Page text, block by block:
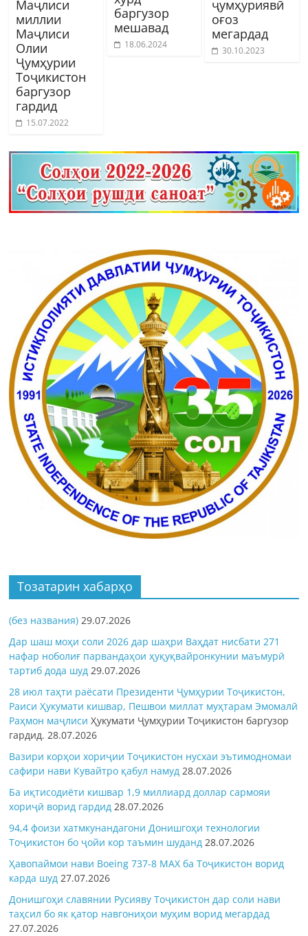
Маҷлиси
миллии
Маҷлиси
Олии
Ҷумҳурии
Тоҷикистон
баргузор
гардид
15.07.2022
баргузор
мешавад
18.06.2024
ҷумҳуриявӣ
оғоз
мегардад
30.10.2023
Тозатарин хабарҳо
(без названия) 29.07.2026
Дар шаш моҳи соли 2026 дар шаҳри Ваҳдат нисбати 271
нафар ноболиғ парвандаҳои ҳуқуқвайронкунии маъмурӣ
тартиб дода шуд 29.07.2026
28 июл таҳти раёсати Президенти Ҷумҳурии Тоҷикистон,
Раиси Ҳукумати кишвар, Пешвои миллат муҳтарам Эмомалӣ
Раҳмон маҷлисиҲукумати Ҷумҳурии Тоҷикистон баргузор
гардид.28.07.2026
Вазири корҳои хориҷии Тоҷикистон нусхаи эътимодномаи
сафири нави Кувайтро қабул намуд 28.07.2026
Ба иқтисодиёти кишвар 1,9 миллиард доллар сармояи
хориҷӣ ворид гардид 28.07.2026
94,4 фоизи хатмкунандагони Донишгоҳи технологии
Тоҷикистон бо ҷойи кор таъмин шуданд 28.07.2026
Ҳавопаймои нави Boeing 737-8 MAX ба Тоҷикистон ворид
карда шуд 27.07.2026
Донишгоҳи славянии Русияву Тоҷикистон дар соли нави
таҳсил бо як қатор навгониҳои муҳим ворид мегардад
27.07.2026